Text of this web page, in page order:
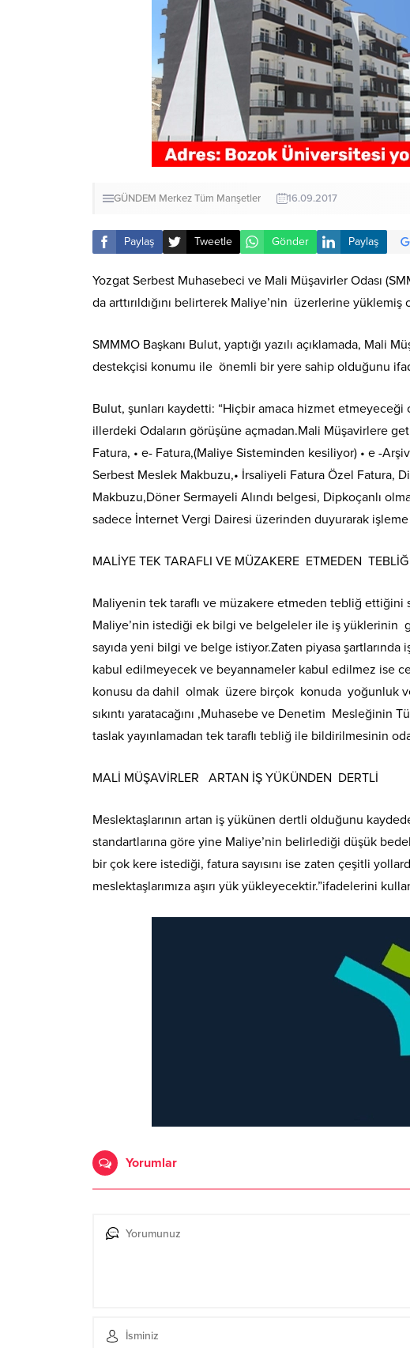
GÜNDEM MerkezTüm Manşetler 16.09.2017
Paylaş Tweetle Gönder Paylaş
Yozgat Serbest Muhasebeci ve Mali Müşavirler Odası
da arttırıldığını belirterek Maliye’nin üzerlerine
SMMMO Başkanı Bulut, yaptığı yazılı açıklamada, Mali
destekçisi konumu ile önemli bir yere sahip olduğunu
Bulut, şunları kaydetti: “Hiçbir amaca hizmet
illerdeki Odaların görüşüne açmadan.Mali Müşavirlere
Fatura, • e- Fatura,(Maliye Sisteminden kesiliyor) • e -
Serbest Meslek Makbuzu,• İrsaliyeli Fatura Özel Fatura,
Makbuzu,Döner Sermayeli Alındı belgesi, Dipkoçanlı
sadece İnternet Vergi Dairesi üzerinden duyurarak
MALİYE TEK TARAFLI VE MÜZAKERE ETMEDEN TEBLİĞ
Maliyenin tek taraflı ve müzakere etmeden tebliğ
Maliye’nin istediği ek bilgi ve belgeleler ile iş yüklerinin
sayıda yeni bilgi ve belge istiyor.Zaten piyasa
kabul edilmeyecek ve beyannameler kabul edilmez ise
konusu da dahil olmak üzere birçok konuda yoğunluk
sıkıntı yaratacağını ,Muhasebe ve Denetim Mesleğinin
taslak yayınlamadan tek taraflı tebliğ ile bildirilmesinin
MALİ MÜŞAVİRLER ARTAN İŞ YÜKÜNDEN DERTLİ
Meslektaşlarının artan iş yükünen dertli olduğunu
standartlarına göre yine Maliye’nin belirlediği düşük
bir çok kere istediği, fatura sayısını ise zaten çeşitli
meslektaşlarımıza aşırı yük yükleyecektir.”ifadelerini
Yorumlar